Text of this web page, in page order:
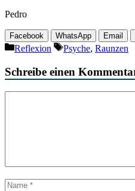
Pedro
Facebook WhatsApp Email
Kategorien
Reflexion Schlagwörter
Psyche, Raunzen
Schreibe einen
Name